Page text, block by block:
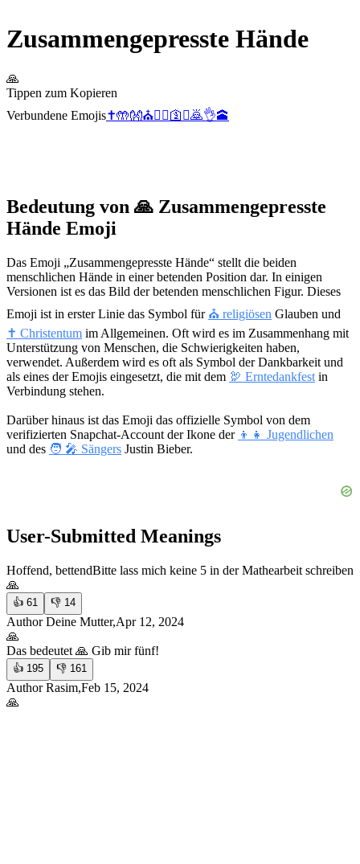
Zusammengepresste Hände
🙏
Tippen zum Kopieren
Verbundene Emojis✝️🤲👐⛪💁‍♂️🛐 ✊🙇👌🕋
Bedeutung von 🙏 Zusammengepresste
Hände Emoji
Das Emoji „Zusammengepresste Hände“ stellt die beiden
menschlichen Hände in einer betenden Position dar. In einigen
Versionen ist es das Bild der betenden menschlichen Figur. Dieses
Emoji ist in erster Linie das Symbol für ⛪️ religiösen Glauben und
✝️ Christentum im Allgemeinen. Oft wird es im Zusammenhang mit
Unterstützung von Menschen, die Schwierigkeiten haben,
verwendet. Außerdem wird es oft als Symbol der Dankbarkeit und
als eines der Emojis eingesetzt, die mit dem 🦃 Erntedankfest in
Verbindung stehen.
Darüber hinaus ist das Emoji das offizielle Symbol von dem
verifizierten Snapchat-Account der Ikone der 👦👧 Jugendlichen
und des 🧑 🎤 Sängers Justin Bieber.
User-Submitted Meanings
Hoffend, bettendBitte lass mich keine 5 in der Mathearbeit schreiben
🙏
👍 61 👎 14
Author Deine Mutter,Apr 12, 2024
🙏
Das bedeutet 🙏 Gib mir fünf!
👍 195 👎 161
Author Rasim,Feb 15, 2024
🙏